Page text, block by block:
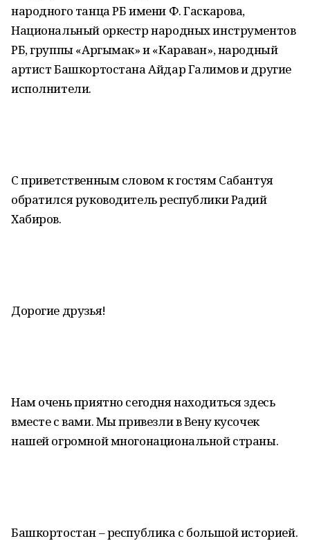
народного танца РБ имени Ф. Гаскарова,
Национальный оркестр народных инструментов
РБ, группы «Аргымак» и «Караван», народный
артист Башкортостана Айдар Галимов и другие
исполнители.
С приветственным словом к гостям Сабантуя
обратился руководитель республики Радий
Хабиров.
Дорогие друзья!
Нам очень приятно сегодня находиться здесь
вместе с вами. Мы привезли в Вену кусочек
нашей огромной многонациональной страны.
Башкортостан – республика с большой историей.